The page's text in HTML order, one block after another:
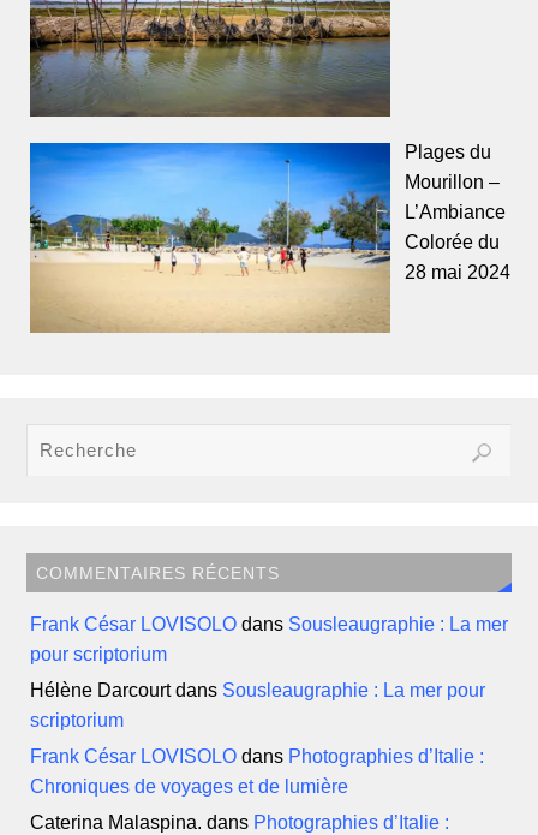
Plages du
Mourillon –
L’Ambiance
Colorée du
28 mai 2024
COMMENTAIRES RÉCENTS
Frank César LOVISOLO dans Sousleaugraphie : La mer
pour scriptorium
Hélène Darcourtdans Sousleaugraphie : La mer pour
scriptorium
Frank César LOVISOLO dans Photographies d’Italie :
Chroniques de voyages et de lumière
Caterina Malaspina. dans Photographies d’Italie :